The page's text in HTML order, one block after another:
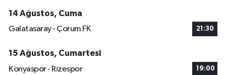
14 Ağustos, Cuma
Galatasaray - Çorum FK
21:30
15 Ağustos, Cumartesi
Konyaspor - Rizespor
19:00